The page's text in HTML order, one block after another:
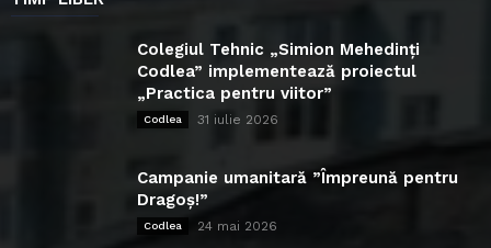
Colegiul Tehnic „Simion Mehedinți
Codlea” implementează proiectul
„Practica pentru viitor”
Codlea 31 iulie 2026
Campanie umanitară ”Împreună pentru
Dragoș!”
Codlea 24 mai 2026